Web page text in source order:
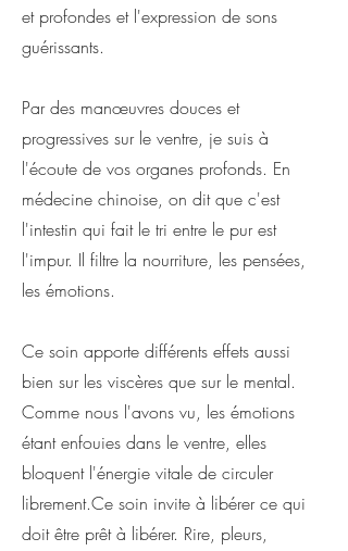
et profondes et l'expression de sons
guérissants.
Par des manœuvres douces et
progressives sur le ventre, je suis à
l'écoute de vos organes profonds. En
médecine chinoise, on dit que c'est
l'intestin qui fait le tri entre le pur est
l'impur. Il filtre la nourriture, les pensées,
les émotions.
Ce soin apporte différents effets aussi
bien sur les viscères que sur le mental.
Comme nous l'avons vu, les émotions
étant enfouies dans le ventre, elles
bloquent l'énergie vitale de circuler
librement.Ce soin invite à libérer ce qui
doit être prêt à libérer. Rire, pleurs,